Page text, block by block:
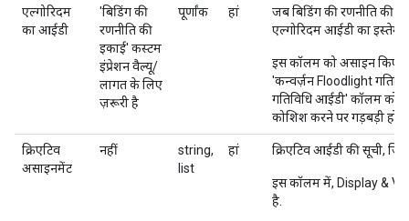
एल्गोरिदम
का आईडी
'बिडिंग की
रणनीति की
इकाई' कस्टम
इंप्रेशन वैल्यू/
लागत के लिए
ज़रूरी है
पूर्णांक हां
जब बिडिंग की रणनीति की
एल्गोरिदम आईडी का
इस कॉलम को असाइन किए
'कन्वर्ज़न Floodlight
गतिविधि आईडी' कॉलम को
कोशिश करने पर गड़बड़ी
क्रिएटिव
असाइनमेंट
नहीं
string,
list
हां क्रिएटिव आईडी की सूची,
इस कॉलम में, Display &
है.